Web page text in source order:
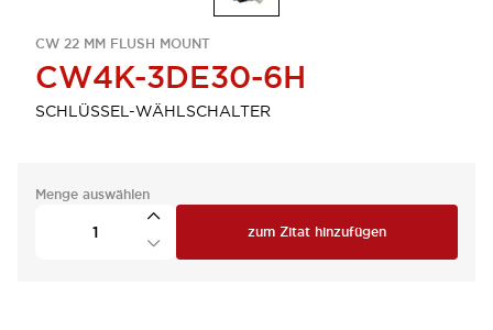
CW 22 MM FLUSH MOUNT
CW4K-3DE30-6H
SCHLÜSSEL-WÄHLSCHALTER
Menge auswählen
zum Zitat hinzufügen